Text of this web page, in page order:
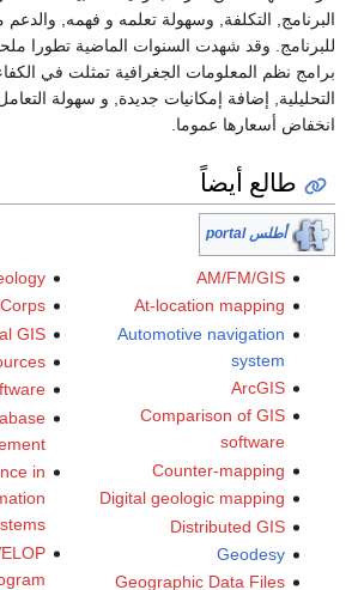
البرنامج, التكلفة, وسهولة تعلمه و فهمه,
للبرنامج. وقد شهدت السنوات الماضية تطورا
برامج نظم المعلومات الجغرافية تمثلت في
التحليلية, إضافة إمكانيات جديدة, و سهولة
انخفاض أسعارها عموما.
طالع أيضاً
أطلس portal
AM/FM/GIS
At-location mapping
Automotive navigation
system
ArcGIS
Comparison of GIS
software
Counter-mapping
Digital geologic mapping
Distributed GIS
Geodesy
Geographic Data Files
GIS
in